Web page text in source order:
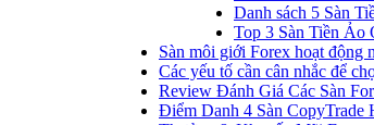
Danh sách 5 Sàn
Top 3 Sàn Tiền Ảo
Sàn môi giới Forex hoạt động
Các yếu tố cần cân nhắc để
Review Đánh Giá Các Sàn
Điểm Danh 4 Sàn CopyTrade